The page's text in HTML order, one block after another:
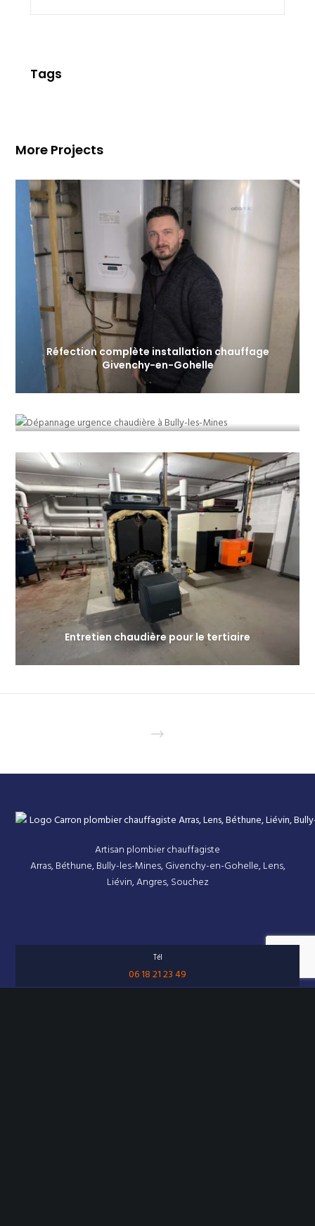
Tags
More Projects
Réfection complète installation chauffage
Givenchy-en-Gohelle
Dépannage chaudière en urgence chez un
Entretien chaudière pour le tertiaire
Artisan plombier chauffagiste
Arras, Béthune, Bully-les-Mines, Givenchy-en-Gohelle, Lens,
Liévin, Angres, Souchez
Tél
06 18 21 23 49